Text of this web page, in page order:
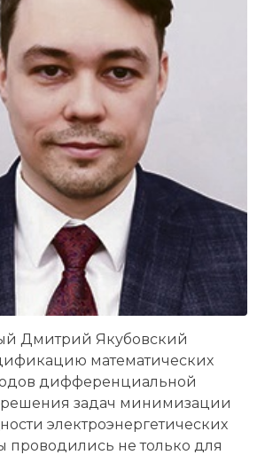
Дмитрий Якубовский
математических
дифференциальной
задач минимизации
электроэнергетических
проводились не только для